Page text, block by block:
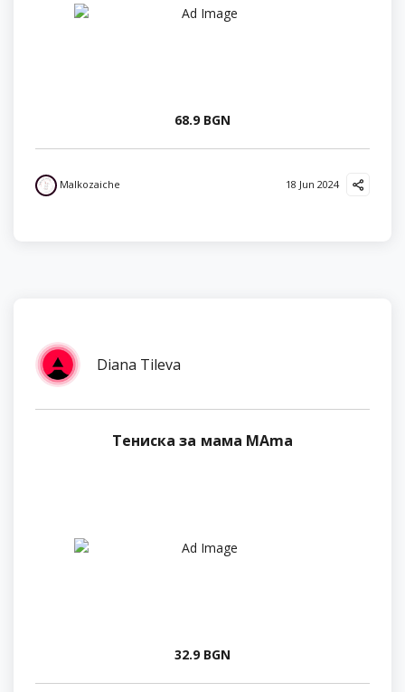
68.9 BGN
Malkozaiche 18 Jun 2024
Diana Tileva
Тениска за мама MAma
32.9 BGN